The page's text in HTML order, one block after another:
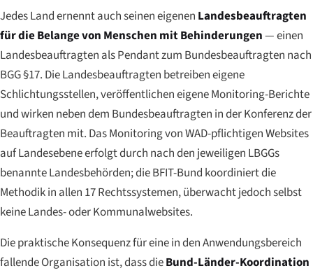
Jedes Land ernennt auch seinen eigenen Landesbeauftragten
für die Belange von Menschen mit Behinderungen— einen
Landesbeauftragten als Pendant zum Bundesbeauftragten nach
BGG §17. Die Landesbeauftragten betreiben eigene
Schlichtungsstellen, veröffentlichen eigene Monitoring-Berichte
und wirken neben dem Bundesbeauftragten in der Konferenz der
Beauftragten mit. Das Monitoring von WAD-pflichtigen Websites
auf Landesebene erfolgt durch nach den jeweiligen LBGGs
benannte Landesbehörden; die BFIT-Bund koordiniert die
Methodik in allen 17 Rechtssystemen, überwacht jedoch selbst
keine Landes- oder Kommunalwebsites.
Die praktische Konsequenz für eine in den Anwendungsbereich
fallende Organisation ist, dass dieBund-Länder-Koordination